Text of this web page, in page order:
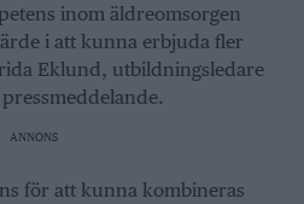
inom äldreomsorgen
i att kunna erbjuda fler
Eklund, utbildningsledare
ANNONS
för att kunna kombineras